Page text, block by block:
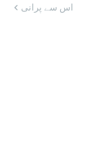
اس سے پرانی